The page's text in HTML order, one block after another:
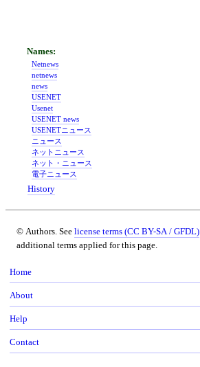
Netnews
netnews
news
USENET
Usenet
USENET news
USENETニュース
ニュース
ネットニュース
ネット・ニュース
電子ニュース
History
© Authors. See license terms (CC BY-SA / GFDL)
additional terms applied for this page.
Home
About
Help
Contact